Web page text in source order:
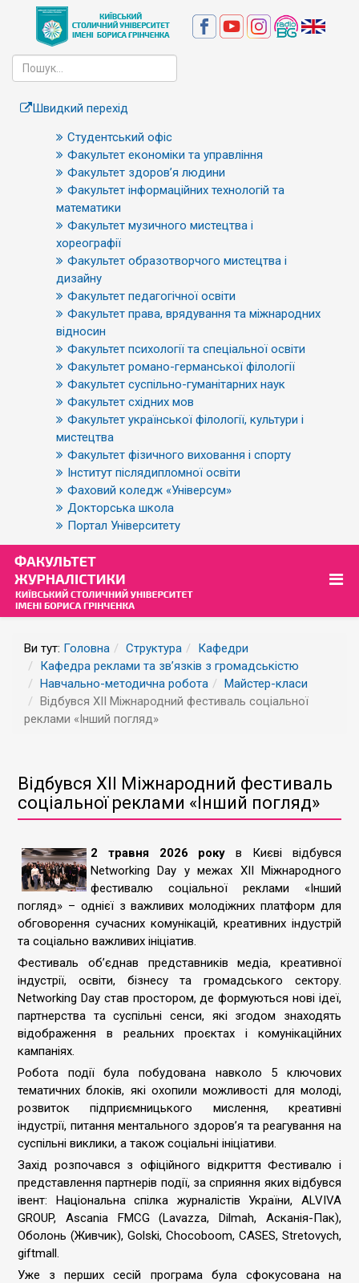
Швидкий перехід
Студентський офіс
Факультет економіки та управління
Факультет здоров’я людини
Факультет інформаційних технологій та
математики
Факультет музичного мистецтва і
хореографії
Факультет образотворчого мистецтва і
дизайну
Факультет педагогічної освіти
Факультет права, врядування та міжнародних
відносин
Факультет психології та спеціальної освіти
Факультет романо-германської філології
Факультет суспільно-гуманітарних наук
Факультет східних мов
Факультет української філології, культури і
мистецтва
Факультет фізичного виховання і спорту
Інститут післядипломної освіти
Фаховий коледж «Універсум»
Докторська школа
Портал Університету
Ви тут: Головна Структура
Кафедри
Кафедра реклами та зв’язків з громадськістю
Навчально-методична робота
Майстер-класи
Відбувся ХІІ Міжнародний фестиваль соціальної
реклами «Інший погляд»
Відбувся ХІІ Міжнародний фестиваль
соціальної реклами «Інший погляд»
2 травня 2026 року в Києві відбувся
Networking Day у межах ХІІ Міжнародного
фестивалю соціальної реклами «Інший
погляд» – однієї з важливих молодіжних платформ для
обговорення сучасних комунікацій, креативних індустрій
та соціально важливих ініціатив.
Фестиваль об’єднав представників медіа, креативної
індустрії, освіти, бізнесу та громадського сектору.
Networking Day став простором, де формуються нові ідеї,
партнерства та суспільні сенси, які згодом знаходять
відображення в реальних проєктах і комунікаційних
кампаніях.
Робота події була побудована навколо 5 ключових
тематичних блоків, які охопили можливості для молоді,
розвиток підприємницького мислення, креативні
індустрії, питання ментального здоров’я та реагування на
суспільні виклики, а також соціальні ініціативи.
Захід розпочався з офіційного відкриття Фестивалю і
представлення партнерів події, за сприяння яких відбувся
івент: Національна спілка журналістів України, ALVIVA
GROUP, Ascania FMCG (Lavazza, Dilmah, Асканія-Пак),
Оболонь (Живчик), Golski, Chocoboom, CASES, Stretovych,
giftmall.
Уже з перших сесій програма була сфокусована на